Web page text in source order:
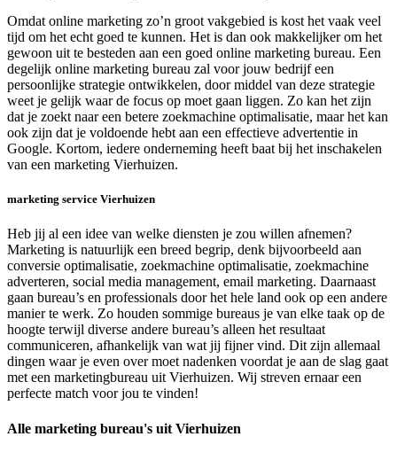
Omdat online marketing zo’n groot vakgebied is kost het vaak veel
tijd om het echt goed te kunnen. Het is dan ook makkelijker om het
gewoon uit te besteden aan een goed online marketing bureau. Een
degelijk online marketing bureau zal voor jouw bedrijf een
persoonlijke strategie ontwikkelen, door middel van deze strategie
weet je gelijk waar de focus op moet gaan liggen. Zo kan het zijn
dat je zoekt naar een betere zoekmachine optimalisatie, maar het kan
ook zijn dat je voldoende hebt aan een effectieve advertentie in
Google. Kortom, iedere onderneming heeft baat bij het inschakelen
van een marketing Vierhuizen.
marketing service Vierhuizen
Heb jij al een idee van welke diensten je zou willen afnemen?
Marketing is natuurlijk een breed begrip, denk bijvoorbeeld aan
conversie optimalisatie, zoekmachine optimalisatie, zoekmachine
adverteren, social media management, email marketing. Daarnaast
gaan bureau’s en professionals door het hele land ook op een andere
manier te werk. Zo houden sommige bureaus je van elke taak op de
hoogte terwijl diverse andere bureau’s alleen het resultaat
communiceren, afhankelijk van wat jij fijner vind. Dit zijn allemaal
dingen waar je even over moet nadenken voordat je aan de slag gaat
met een marketingbureau uit Vierhuizen. Wij streven ernaar een
perfecte match voor jou te vinden!
Alle marketing bureau's uit Vierhuizen